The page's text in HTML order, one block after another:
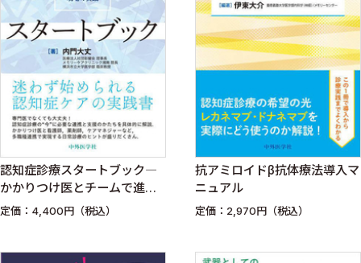
認知症診療スタートブック―
かかりつけ医とチームで進め
る現場の実践―
定価：4,400円（税込）
抗アミロイドβ抗体療法導入マ
ニュアル
定価：2,970円（税込）